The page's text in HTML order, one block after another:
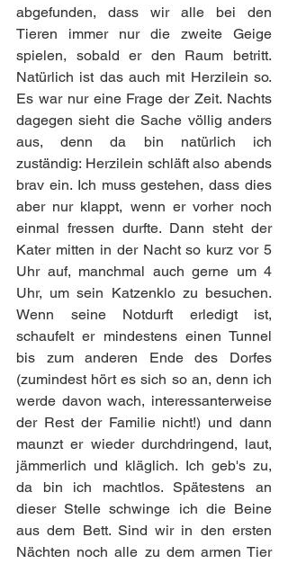
abgefunden, dass wir alle bei den
Tieren immer nur die zweite Geige
spielen, sobald er den Raum betritt.
Natürlich ist das auch mit Herzilein so.
Es war nur eine Frage der Zeit. Nachts
dagegen sieht die Sache völlig anders
aus, denn da bin natürlich ich
zuständig: Herzilein schläft also abends
brav ein. Ich muss gestehen, dass dies
aber nur klappt, wenn er vorher noch
einmal fressen durfte. Dann steht der
Kater mitten in der Nacht so kurz vor 5
Uhr auf, manchmal auch gerne um 4
Uhr, um sein Katzenklo zu besuchen.
Wenn seine Notdurft erledigt ist,
schaufelt er mindestens einen Tunnel
bis zum anderen Ende des Dorfes
(zumindest hört es sich so an, denn ich
werde davon wach, interessanterweise
der Rest der Familie nicht!) und dann
maunzt er wieder durchdringend, laut,
jämmerlich und kläglich. Ich geb's zu,
da bin ich machtlos. Spätestens an
dieser Stelle schwinge ich die Beine
aus dem Bett. Sind wir in den ersten
Nächten noch alle zu dem armen Tier